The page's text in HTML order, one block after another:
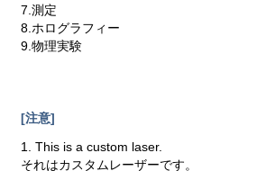
7.測定
8.ホログラフィー
9.物理実験
[注意]
1. This is a custom laser.
それはカスタムレーザーです。